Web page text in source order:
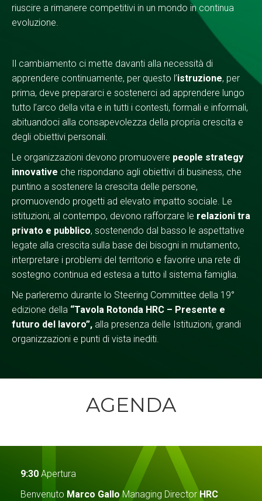
riuscire a rimanere competitivi in un mondo in continua
evoluzione.
Il cambiamento ci mette davanti alla necessità di
apprendere continuamente, per questo l’istruzione, per
prima, deve prepararci e sostenerci ad apprendere lungo
tutto l’arco della vita e in tutti i contesti, formali e informali,
abituandoci alla consapevolezza della propria crescita e
degli obiettivi personali.
Le organizzazioni devono promuovere people strategy
innovative che rispondano agli obiettivi di business, che
puntino a sostenere la crescita delle persone,
promuovendo progetti ad elevato impatto sociale. Le
istituzioni, al contempo, devono rafforzare le relazioni tra
privato e pubblico, sostenendo dal basso le aspettative
legate alla crescita sulla base dei bisogni in mutamento,
interpretare i problemi del territorio e favorire una rete di
sostegno continua ed estesa a tutto il sistema famiglia.
Ne parleremo durante lo Steering Committee della 19°
edizione della “Tavola Rotonda HRC – Presente e
futuro del lavoro”, alla presenza delle Istituzioni, grandi
organizzazioni e punti di vista inediti.
AGENDA
9:30 Apertura
Benvenuto Marco GalloManaging DirectorHRC